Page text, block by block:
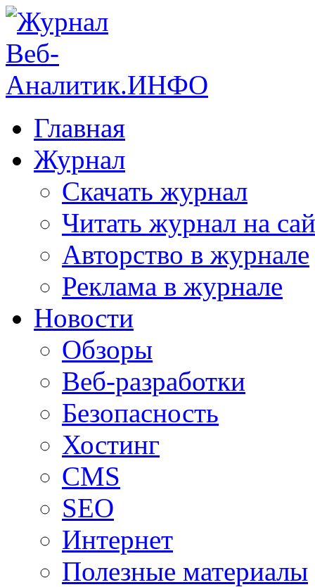
Главная
Журнал
Скачать журнал
Читать журнал на
Авторство в журнале
Реклама в журнале
Новости
Обзоры
Веб-разработки
Безопасность
Хостинг
CMS
SEO
Интернет
Полезные материалы